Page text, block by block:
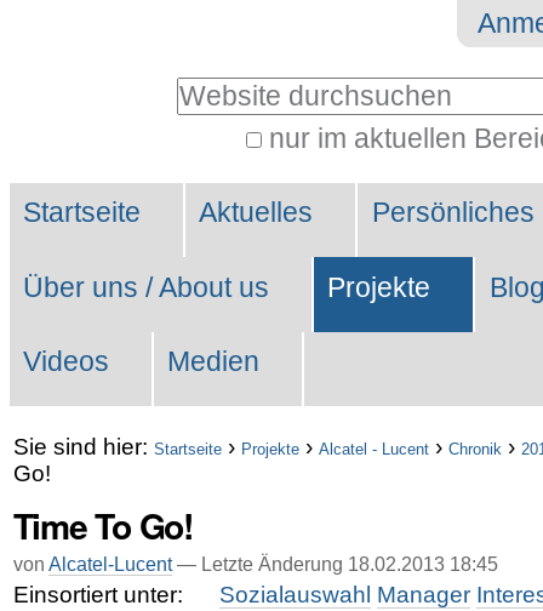
Direkt
zur
Werkzeuge
Website durchsuchen
nur im aktuellen
Suche…
Sektionen
Startseite Aktuelles Persönliches
Über uns / About us Projekte
Videos Medien
Sie sind hier: Startseite › Projekte › Alcatel - Lucent › Chronik ›
Go!
Time To Go!
von Alcatel-Lucent— Letzte Änderung 18.02.2013 18:45
Einsortiert unter: Sozialauswahl Manager